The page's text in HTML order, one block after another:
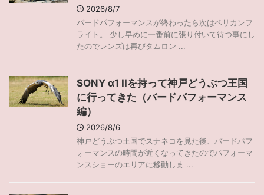
2026/8/7
バードパフォーマンスが終わったら次はペリカンフ
ライト。 少し早めに一番前に張り付いて待つ事にし
たのでレンズは再びタムロン ...
SONY α1 IIを持って神戸どうぶつ王国
に行ってきた（バードパフォーマンス
編）
2026/8/6
神戸どうぶつ王国でスナネコを見た後、バードパフ
ォーマンスの時間が近くなってきたのでパフォーマ
ンスショーのエリアに移動しま ...